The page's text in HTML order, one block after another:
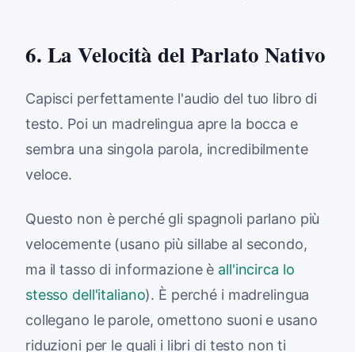
6. La Velocità del Parlato Nativo
Capisci perfettamente l'audio del tuo libro di
testo. Poi un madrelingua apre la bocca e
sembra una singola parola, incredibilmente
veloce.
Questo non è perché gli spagnoli parlano più
velocemente (usano più sillabe al secondo,
ma il tasso di informazione è all'incirca lo
stesso dell'italiano). È perché i madrelingua
collegano le parole, omettono suoni e usano
riduzioni per le quali i libri di testo non ti